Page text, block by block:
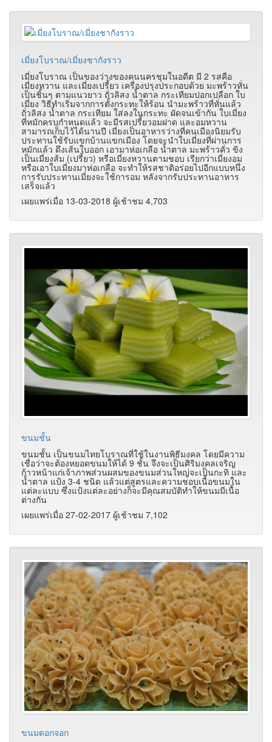
เมี่ยงโบราณ/เมี่ยงชากังราว
เมี่ยงโบราณ เป็นของว่างของคนนครชุมในอดีต มี 2 รสคือ
เมี่ยงหวาน และเมี่ยงเปรี้ยว เครื่องปรุงประกอบด้วย มะพร้าวหั่น
เป็นชิ้นๆ ตามแนวยาว ถั่วลิสง น้ำตาล กระเทียมปอกเปลือก ใบ
เมี่ยง วิธีทำเริ่มจากการตั้งกระทะให้ร้อน นำมะพร้าวที่หั่นแล้ว
ถั่วลิสง น้ำตาล กระเทียม ใส่ลงในกระทะ ผัดจนเข้ากัน ใบเมี่ยง
ที่หมักครบกำหนดแล้ว จะมีรสเปรี้ยวอมฝาด และอมหวาน
สามารถเก็บไว้ได้นานปี เมี่ยงเป็นอาหารว่างที่คนเมืองนิยมรับ
ประทานใช้รับแขกบ้านแขกเมือง โดยจะนำใบเมี่ยงที่ผ่านการ
หมักแล้ว ดึงเส้นใบออก เอามาห่อเกลือ น้ำตาล มะพร้าวคั่ว ขิง
เป็นเมี่ยงส้ม (เปรี้ยว) หรือเมี่ยงหวานตามชอบ เรียกว่าเมี่ยงอม
หรือเอาใบเมี่ยงมาห่อเกลือ จะทำให้รสชาติอร่อยไปอีกแบบหนึ่ง
การรับประทานเมี่ยงจะใช้การอม หลังจากรับประทานอาหาร
เสร็จแล้ว
เผยแพร่เมื่อ 13-03-2018 ผู้เช้าชม 4,703
ขนมชั้น
ขนมชั้น เป็นขนมไทยโบราณที่ใช้ในงานพิธีมงคล โดยมีความ
เชื่อว่าจะต้องหยอดขนมให้ได้ 9 ชั้น จึงจะเป็นศิริมงคลเจริญ
ก้าวหน้าแก่เจ้าภาพส่วนผสมของขนมส่วนใหญ่จะเป็นกะทิ และ
น้ำตาล แป้ง 3-4 ชนิด แล้วแต่สูตรและความชอบเนื้อขนมใน
แต่ละแบบ ซึ่งแป้งแต่ละอย่างก็จะมีคุณสมบัติทำให้ขนมมีเนื้อ
ต่างกัน
เผยแพร่เมื่อ 27-02-2017 ผู้เช้าชม 7,102
ขนมดอกจอก